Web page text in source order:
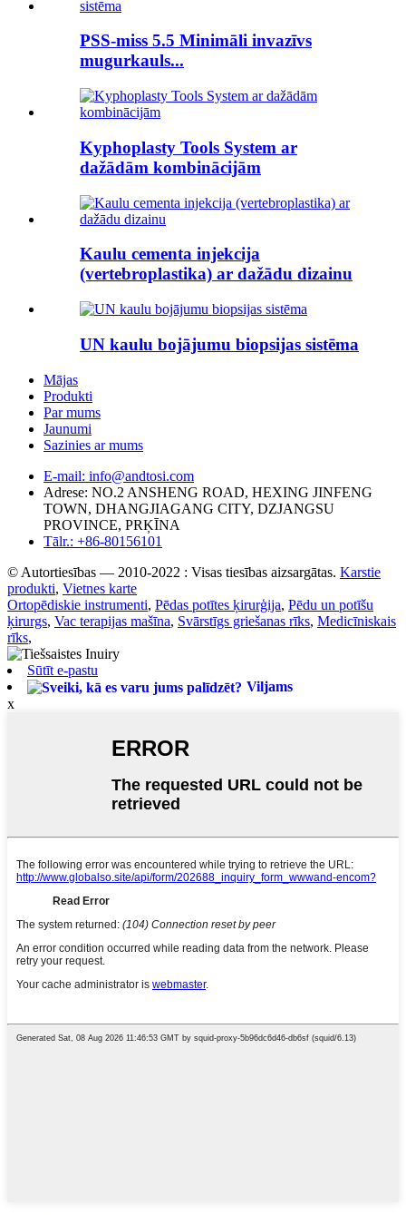
PSS-miss 5.5 Minimāli invazīvs
mugurkauls...
Kyphoplasty Tools System ar
dažādām kombinācijām
Kaulu cementa injekcija
(vertebroplastika) ar dažādu dizainu
UN kaulu bojājumu biopsijas sistēma
Mājas
Produkti
Par mums
Jaunumi
Sazinies ar mums
E-mail: info@andtosi.com
Adrese: NO.2 ANSHENG ROAD, HEXING JINFENG
TOWN, DHANGJIAGANG CITY, DZJANGSU
PROVINCE, PRĶĪNA
Tālr.: +86-80156101
© Autortiesības — 2010-2022 : Visas tiesības aizsargātas. Karstie
produkti, Vietnes karte
Ortopēdiskie instrumenti, Pēdas potītes ķirurģija, Pēdu un potīšu
ķirurgs, Vac terapijas mašīna, Svārstīgs griešanas rīks, Medicīniskais
rīks,
Sūtīt e-pastu
Viljams
x